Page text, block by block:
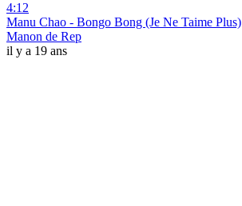
4:12
Manu Chao - Bongo Bong (Je Ne Taime Plus)
Manon de Rep
il y a 19 ans